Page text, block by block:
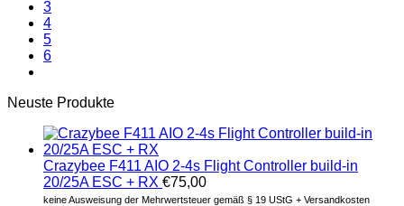
3
4
5
6
Neuste Produkte
Crazybee F411 AIO 2-4s Flight Controller build-in
20/25A ESC + RX €75,00
keine Ausweisung der Mehrwertsteuer gemäß § 19 UStG + Versandkosten